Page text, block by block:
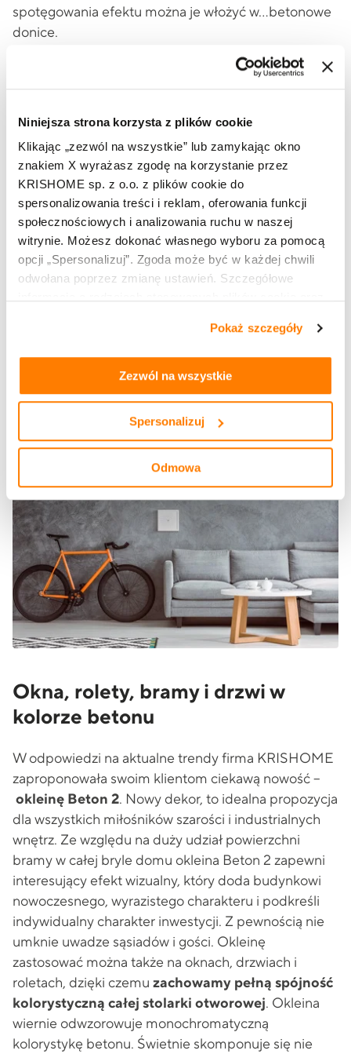
Niniejsza strona korzysta z plików cookie
Klikając „zezwól na wszystkie” lub zamykając okno
znakiem X wyrażasz zgodę na korzystanie przez
KRISHOME sp. z o.o. z plików cookie do
spersonalizowania treści i reklam, oferowania funkcji
społecznościowych i analizowania ruchu w naszej
witrynie. Możesz dokonać własnego wyboru za pomocą
opcji „Spersonalizuj”. Zgoda może być w każdej chwili
odwołana poprzez zmianę ustawień. Szczegółowe
tym, jak korzystasz z naszej witryny, znajdziesz w
prywatności i cookies.
Pokaż szczegóły
Zezwól na wszystkie
Spersonalizuj
Odmowa
spotęgowania efektu można je włożyć w…betonowe
donice.
Beton idealnie koresponduje także z dużymi
przeszkleniami tak charakterystycznymi dla loftów i
roli świetnie sprawdzą się z drzwi tarasowe HST lub
PSK, które pozwalają napełnić wnętrze naturalnym
światłem i zintegrować je z najbliższym otoczeniem.
Okna, rolety, bramy i drzwi w
kolorze betonu
W odpowiedzi na aktualne trendy firma KRISHOME
zaproponowała swoim klientom ciekawą nowość –
okleinę Beton 2. Nowy dekor, to idealna propozycja
dla wszystkich miłośników szarości i industrialnych
wnętrz. Ze względu na duży udział powierzchni
bramy w całej bryle domu okleina Beton 2 zapewni
interesujący efekt wizualny, który doda budynkowi
nowoczesnego, wyrazistego charakteru i podkreśli
indywidualny charakter inwestycji. Z pewnością nie
umknie uwadze sąsiadów i gości. Okleinę
zastosować można także na oknach, drzwiach i
roletach, dzięki czemu zachowamy pełną spójność
kolorystyczną całej stolarki otworowej. Okleina
wiernie odwzorowuje monochromatyczną
kolorystykę betonu. Świetnie skomponuje się nie